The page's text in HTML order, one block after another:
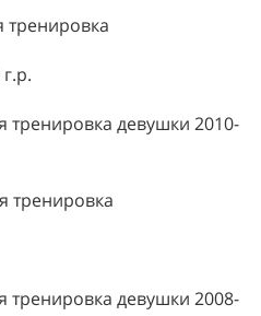
тренировка
тренировка девушки 2010-
тренировка
тренировка девушки 2008-